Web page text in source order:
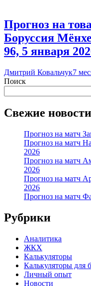
Прогноз на
Боруссия
96, 5 января
Дмитрий Ковальчук7
Поиск
Свежие новости
Прогноз на матч
Прогноз на матч
2026
Прогноз на матч
2026
Прогноз на матч
2026
Прогноз на матч
Рубрики
Аналитика
ЖКХ
Калькуляторы
Калькуляторы для
Личный опыт
Новости